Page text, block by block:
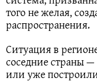
того не желая,
распространения.
Ситуация в
соседние страны
или уже